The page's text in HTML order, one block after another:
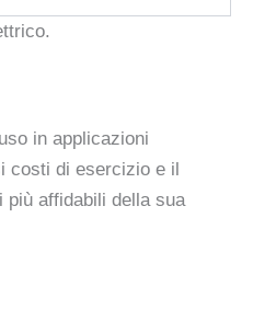
in applicazioni
costi di esercizio e il
più affidabili della sua